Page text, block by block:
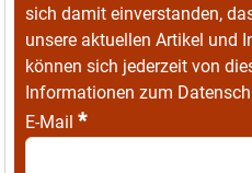
sich damit einverstanden,
unsere aktuellen Artikel und
können sich jederzeit von
Informationen zum
E-Mail *